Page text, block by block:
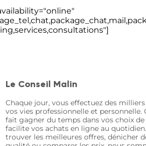
Le Conseil Malin
Chaque jour, vous effectuez des
vos vies professionnelle et personnelle.
fait gagner du temps dans vos choix
facilite vos achats en ligne au
trouver les meilleures offres, dénicher